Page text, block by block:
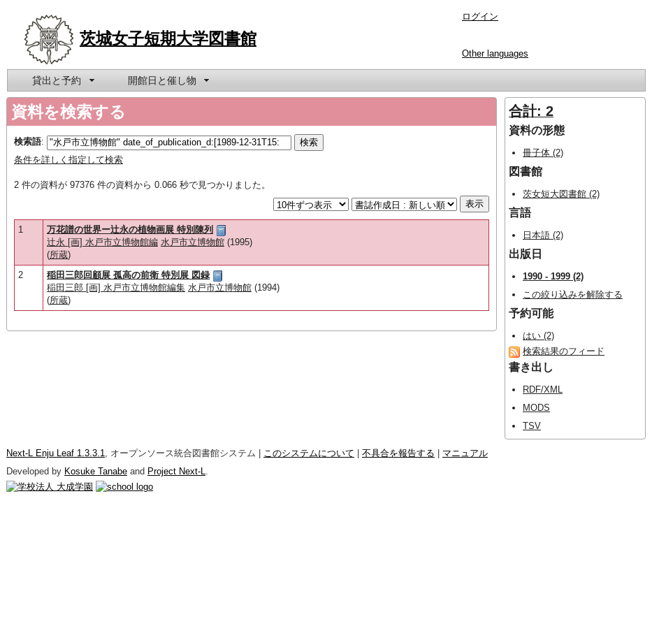
茨城女子短期大学図書館
ログイン
Other languages
貸出と予約 開館日と催し物
資料を検索する
検索語:
条件を詳しく指定して検索
2 件の資料が 97376 件の資料から 0.066 秒で見つかりました。
1
万花譜の世界ー辻永の植物画展 特別陳列
辻永 [画] 水戸市立博物館編 水戸市立博物館 (1995)
(所蔵)
2
稲田三郎回顧展 孤高の前衛 特別展 図録
稲田三郎 [画] 水戸市立博物館編集 水戸市立博物館 (1994)
(所蔵)
合計: 2
資料の形態
冊子体 (2)
図書館
茨女短大図書館 (2)
言語
日本語 (2)
出版日
1990 - 1999 (2)
この絞り込みを解除する
予約可能
はい (2)
検索結果のフィード
書き出し
RDF/XML
MODS
TSV
Next-L Enju Leaf 1.3.3.1, オープンソース統合図書館システム | このシステムについて 不具合を報告する
マニュアル
Developed by Kosuke Tanabe and Project Next-L.